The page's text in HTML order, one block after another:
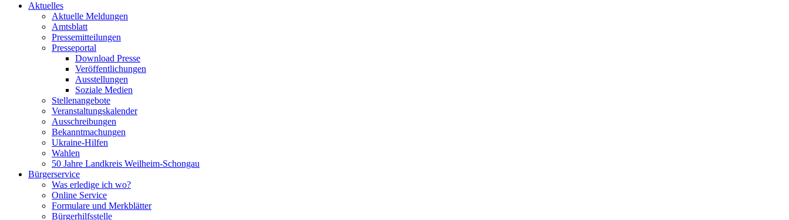
Aktuelles
Aktuelle Meldungen
Amtsblatt
Pressemitteilungen
Presseportal
Download Presse
Veröffentlichungen
Ausstellungen
Soziale Medien
Stellenangebote
Veranstaltungskalender
Ausschreibungen
Bekanntmachungen
Ukraine-Hilfen
Wahlen
50 Jahre Landkreis Weilheim-Schongau
Bürgerservice
Was erledige ich wo?
Online Service
Formulare und Merkblätter
Bürgerhilfsstelle